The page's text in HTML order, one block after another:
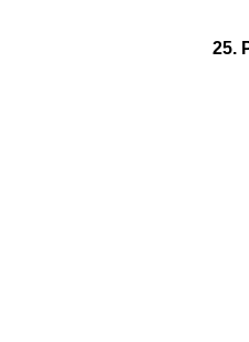
25.